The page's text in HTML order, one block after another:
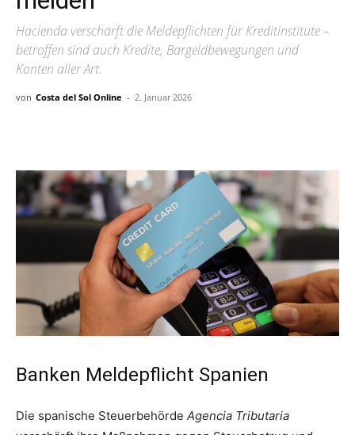
Hacienda verschärft die Meldepflichten für Kreditinstitute –
betroffen sind auch Kredite, Bargeldbewegungen und
Konten aller Art.
von Costa del Sol Online - 2. Januar 2026
Banken Meldepflicht Spanien
Die spanische Steuerbehörde Agencia Tributaria